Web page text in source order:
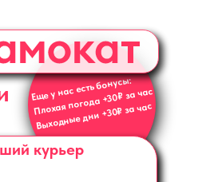
Еще у нас есть бонусы:
Плохая погода +30₽ за час
Выходные дни +30₽ за час
курьер